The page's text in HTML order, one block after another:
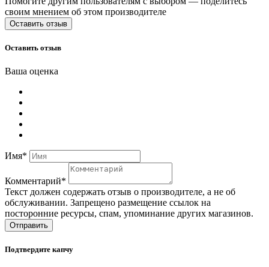
своим мнением об этом производителе
Оставить отзыв
Оставить отзыв
Ваша оценка
Имя*
Комментарий*
Текст должен содержать отзыв о производителе, а не об
обслуживании. Запрещено размещение ссылок на
посторонние ресурсы, спам, упоминание других магазинов.
Отправить
Подтвердите капчу